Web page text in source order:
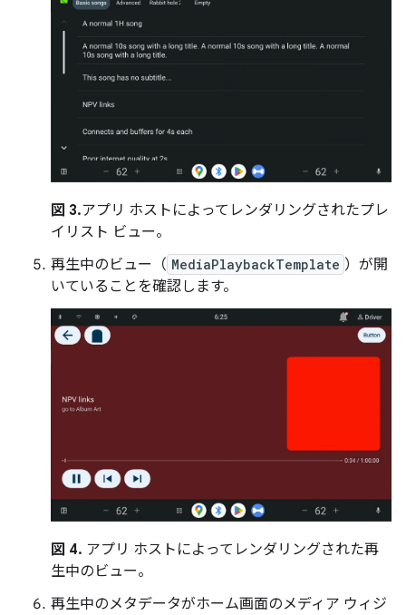
図 3.アプリ ホストによってレンダリングされたプレ
イリスト ビュー。
再生中のビュー（ MediaPlaybackTemplate ）が開
いていることを確認します。
図 4. アプリ ホストによってレンダリングされた再
生中のビュー。
再生中のメタデータがホーム画面のメディア ウィジ